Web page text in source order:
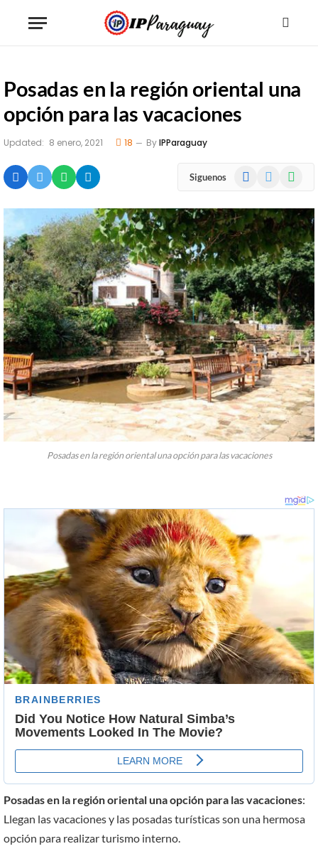
Posadas en la región oriental una
opción para las vacaciones
Updated: 8 enero, 2021 18 ByIPParaguay
Siguenos Facebook
Posadas en la región oriental una opción para las vacaciones
Posadas en la región oriental una opción para las vacaciones:
Llegan las vacaciones y las posadas turísticas son una hermosa
opción para realizar turismo interno.